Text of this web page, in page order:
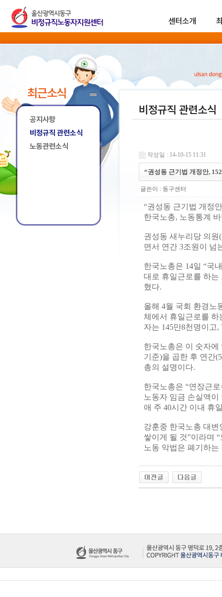
센터소개
최근소식
공지사항
비정규직 관련소식
노동관련소식
비정규직 관련소식
작성일 : 14-10-15 11:31
“권성동 근기법 개정안,
글쓴이 : 동구센터
“권성동 근기법 개정
한국노총, 노동통계
권성동 새누리당 의
면서 연간 3조원이 넘
한국노총은 14일 “국
대로 휴일근로를 하는
혔다.
올해 4월 국회 환경노
체에서 휴일근로를 하
자는 145만8천명이고
한국노총은 이 숫자에
기준)을 곱한 후 연간
총의 설명이다.
한국노총은 “연장근
노동자 임금 손실액
애 주 40시간 이내 휴
강훈중 한국노총 대
쌓이게 될 것”이라며
노동 악법은 폐기하